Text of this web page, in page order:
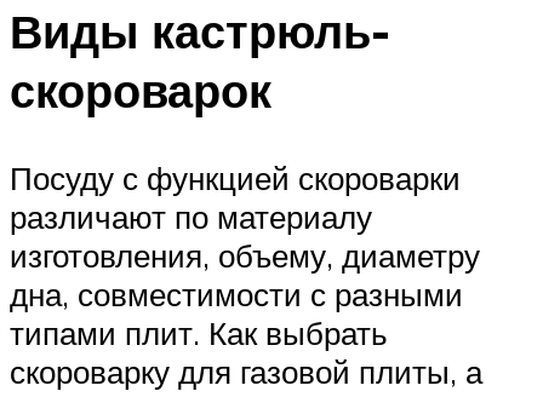
Виды кастрюль-
скороварок
Посуду с функцией скороварки
различают по материалу
изготовления, объему, диаметру
дна, совместимости с разными
типами плит. Как выбрать
скороварку для газовой плиты, а